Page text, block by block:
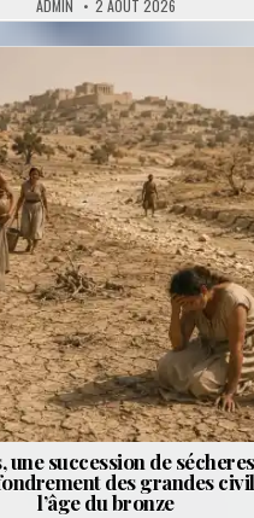
ADMIN 2 AOÛT 2026
Posted
in
une succession de
des grandes
l’âge du bronze